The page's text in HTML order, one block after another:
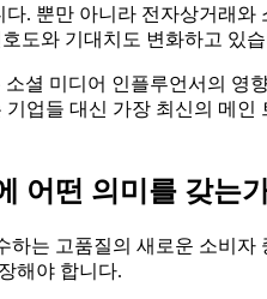
. 뿐만 아니라 전자상거래와
도와 기대치도 변화하고 있
셜 미디어 인플루언서의 영
업들 대신 가장 최신의 메인
어떤 의미를 갖는
는 고품질의 새로운 소비자
해야 합니다.